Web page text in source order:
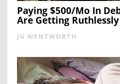
Paying $500/Mo In
Are Getting Ruthlessly
JG WENTWORTH